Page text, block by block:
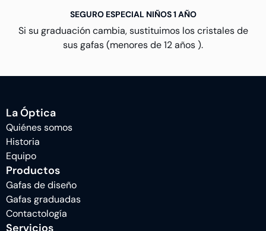
SEGURO ESPECIAL NIÑOS 1 AÑO
Si su graduación cambia, sustituimos los cristales de
sus gafas (menores de 12 años ).
La Óptica
Quiénes somos
Historia
Equipo
Productos
Gafas de diseño
Gafas graduadas
Contactología
Servicios